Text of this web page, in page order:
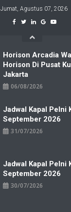
Jumat, Agustus 07, 2026
Horison Arcadia
Horison Di Pusat
Jakarta
06/08/2026
Jadwal Kapal Pelni
September 2026
31/07/2026
Jadwal Kapal Pelni
September 2026
30/07/2026